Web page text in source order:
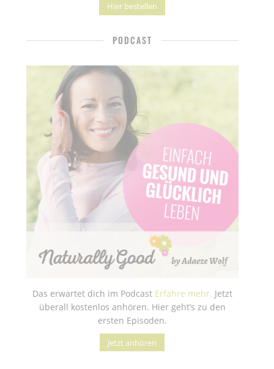
Hier bestellen
PODCAST
Das erwartet dich im Podcast Erfahre mehr. Jetzt
überall kostenlos anhören. Hier geht’s zu den
ersten Episoden.
Jetzt anhören